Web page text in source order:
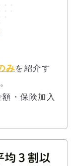
みを紹介す
・保険加入